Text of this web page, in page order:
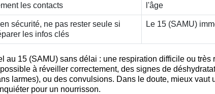
les contacts
l'âge
sécurité, ne pas rester seule si
les infos clés
Le 15 (SAMU)
au 15 (SAMU) sans délai : une respiration difficile ou très
à réveiller correctement, des signes de
larmes), ou des convulsions. Dans le doute, mieux vaut
pour un nourrisson.